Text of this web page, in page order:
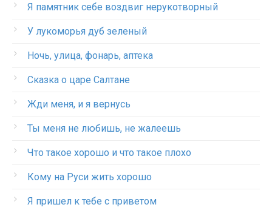
Я памятник себе воздвиг нерукотворный
У лукоморья дуб зеленый
Ночь, улица, фонарь, аптека
Сказка о царе Салтане
Жди меня, и я вернусь
Ты меня не любишь, не жалеешь
Что такое хорошо и что такое плохо
Кому на Руси жить хорошо
Я пришел к тебе с приветом